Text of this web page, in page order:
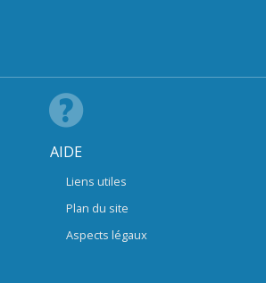
AIDE
Liens utiles
Plan du site
Aspects légaux